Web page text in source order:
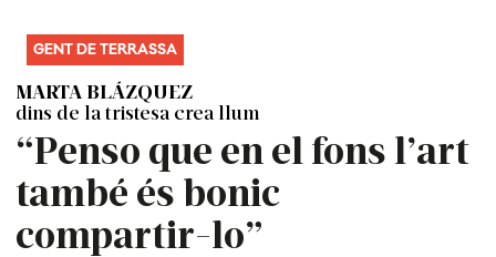
MARTA BLÁZQUEZ
dins de la tristesa crea llum
“Penso que en el fons l’art
també és bonic
compartir-lo”
GENT DE TERRASSA